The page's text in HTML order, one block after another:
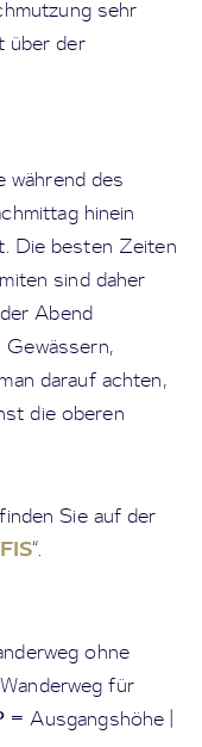
sehr
über der
während des
hinein
Die besten Zeiten
sind daher
Abend
darauf achten,
die oberen
Sie auf der
“.
ohne
für
= Ausgangshöhe |